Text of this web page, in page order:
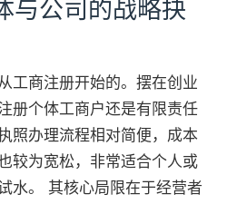
与公司的战略抉
工商注册开始的。摆在创业
册个体工商户还是有限责任
照办理流程相对简便，成本
较为宽松，非常适合个人或
水。 其核心局限在于经营者